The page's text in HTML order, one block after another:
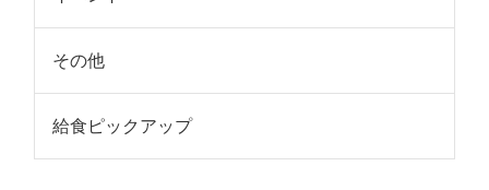
その他
給食ピックアップ